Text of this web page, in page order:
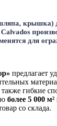
крышка)
для
предлагает
также гибкие
более 5 000 м²
со склада.